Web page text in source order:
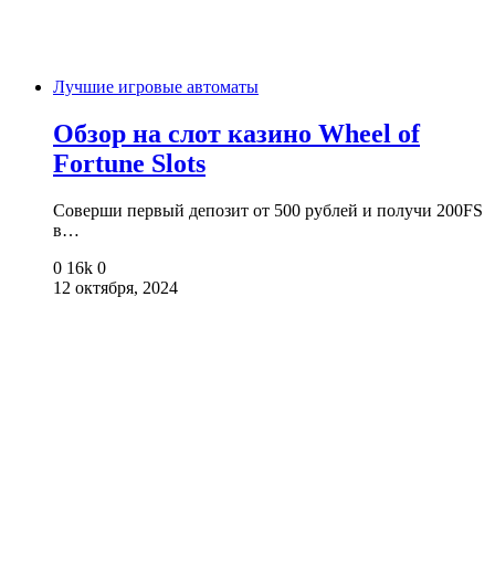
Лучшие игровые автоматы
Обзор на слот казино Wheel of
Fortune Slots
Соверши первый депозит от 500 рублей и получи 200FS
в…
0 16k 0
12 октября, 2024